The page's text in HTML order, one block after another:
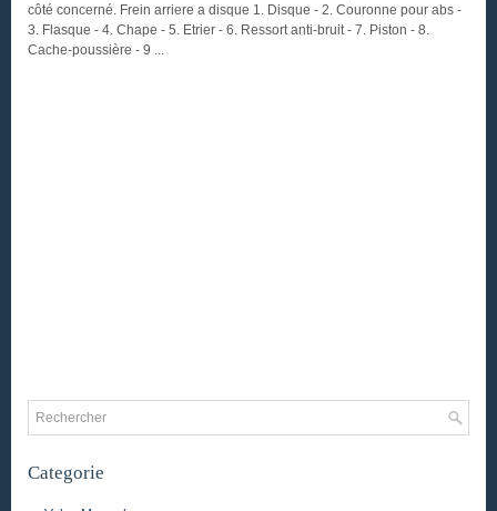
côté concerné. Frein arriere a disque 1. Disque - 2. Couronne pour abs -
3. Flasque - 4. Chape - 5. Etrier - 6. Ressort anti-bruit - 7. Piston - 8.
Cache-poussière - 9 ...
Categorie